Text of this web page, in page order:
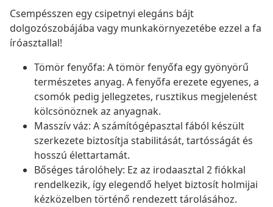
Csempésszen egy csipetnyi elegáns bájt
dolgozószobájába vagy munkakörnyezetébe ezzel a fa
íróasztallal!
Tömör fenyőfa: A tömör fenyőfa egy gyönyörű
természetes anyag. A fenyőfa erezete egyenes, a
csomók pedig jellegzetes, rusztikus megjelenést
kölcsönöznek az anyagnak.
Masszív váz: A számítógépasztal fából készült
szerkezete biztosítja stabilitását, tartósságát és
hosszú élettartamát.
Bőséges tárolóhely: Ez az irodaasztal 2 fiókkal
rendelkezik, így elegendő helyet biztosít holmijai
kézközelben történő rendezett tárolásához.